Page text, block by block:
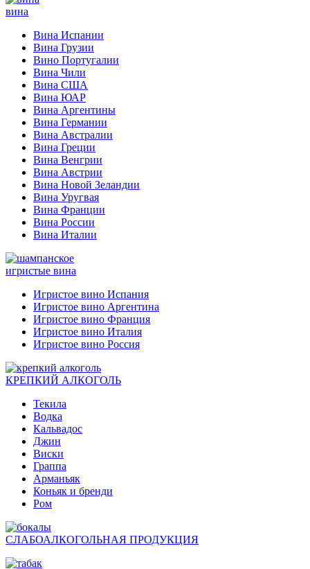
вина
Вина Испании
Вина Грузии
Вино Португалии
Вина Чили
Вина США
Вина ЮАР
Вина Аргентины
Вина Германии
Вина Австралии
Вина Греции
Вина Венгрии
Вина Австрии
Вина Новой Зеландии
Вина Уругвая
Вина Франции
Вина России
Вина Италии
игристые вина
Игристое вино Испания
Игристое вино Аргентина
Игристое вино Франция
Игристое вино Италия
Игристое вино Россия
КРЕПКИЙ АЛКОГОЛЬ
Текила
Водка
Кальвадос
Джин
Виски
Граппа
Арманьяк
Коньяк и бренди
Ром
СЛАБОАЛКОГОЛЬНАЯ ПРОДУКЦИЯ